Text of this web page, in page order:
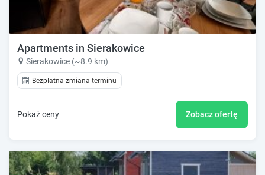
Apartments in Sierakowice
Sierakowice (~8.9 km)
Bezpłatna zmiana terminu
Pokaż ceny Zobacz ofertę